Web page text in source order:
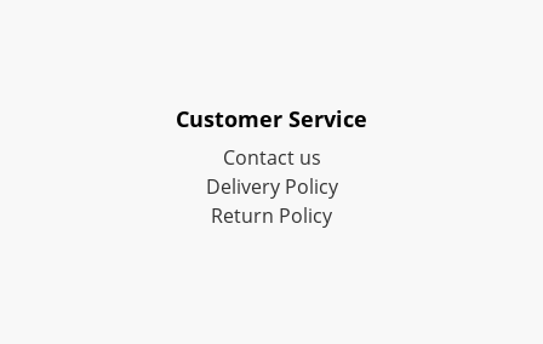
Customer Service
Contact us
Delivery Policy
Return Policy